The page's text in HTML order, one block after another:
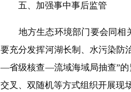
五、加强事中事后监管
地方生态环境部门要会同相关
要充分发挥河湖长制、水污染防
—省级核查—流域海域局抽查”的
交叉、双随机等方式组织开展现